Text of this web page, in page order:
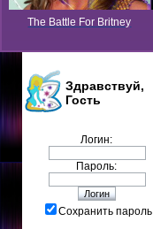
The Battle For Britney
Здравствуй,
Гость
Логин:
Пароль:
Сохранить пароль